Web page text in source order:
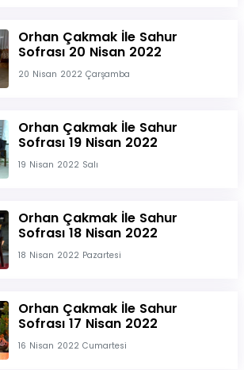
Orhan Çakmak İle Sahur
Sofrası 20 Nisan 2022
20 Nisan 2022 Çarşamba
Orhan Çakmak İle Sahur
Sofrası 19 Nisan 2022
19 Nisan 2022 Salı
Orhan Çakmak İle Sahur
Sofrası 18 Nisan 2022
18 Nisan 2022 Pazartesi
Orhan Çakmak İle Sahur
Sofrası 17 Nisan 2022
16 Nisan 2022 Cumartesi